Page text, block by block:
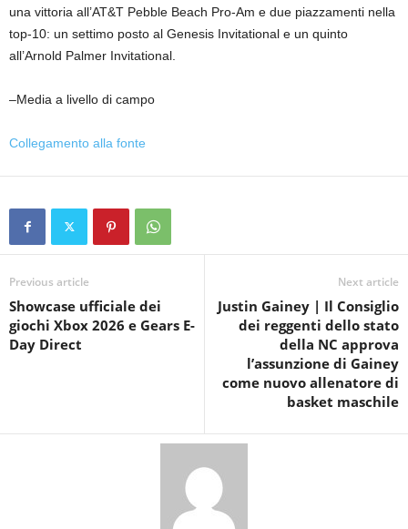
una vittoria all’AT&T Pebble Beach Pro-Am e due piazzamenti nella
top-10: un settimo posto al Genesis Invitational e un quinto
all’Arnold Palmer Invitational.
–Media a livello di campo
Collegamento alla fonte
Previous article
Showcase ufficiale dei
giochi Xbox 2026 e Gears E-
Day Direct
Next article
Justin Gainey | Il Consiglio
dei reggenti dello stato
della NC approva
l’assunzione di Gainey
come nuovo allenatore di
basket maschile